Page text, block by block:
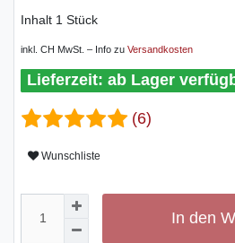
Inhalt 1 Stück
inkl. CH MwSt. – Info zu Versandkosten
ab Lager
(6)
Wunschliste
In den